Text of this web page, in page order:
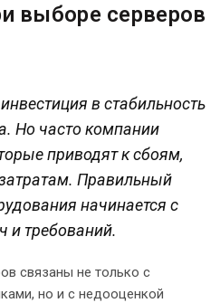
выборе серверов
в стабильность
Но часто компании
приводят к сбоям,
Правильный
начинается с
и требований.
связаны не только с
но и с недооценкой